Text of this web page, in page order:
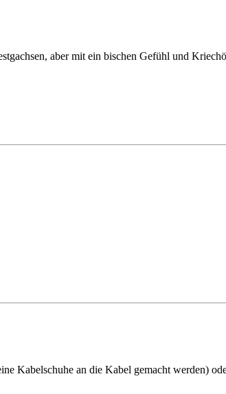
aber mit ein bischen Gefühl und
Kabelschuhe an die Kabel gemacht werden)